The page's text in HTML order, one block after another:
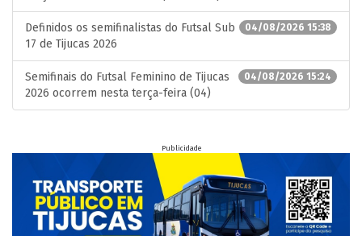
04/08/2026 15:38
Definidos os semifinalistas do Futsal Sub
17 de Tijucas 2026
04/08/2026 15:24
Semifinais do Futsal Feminino de Tijucas
2026 ocorrem nesta terça-feira (04)
Publicidade